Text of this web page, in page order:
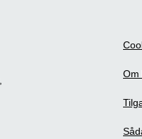
Om